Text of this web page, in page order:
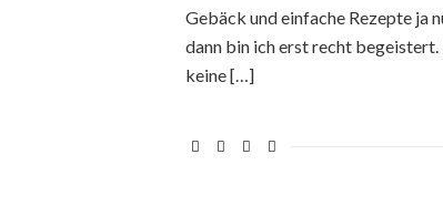
Gebäck und einfache Rezepte ja
dann bin ich erst recht
keine […]